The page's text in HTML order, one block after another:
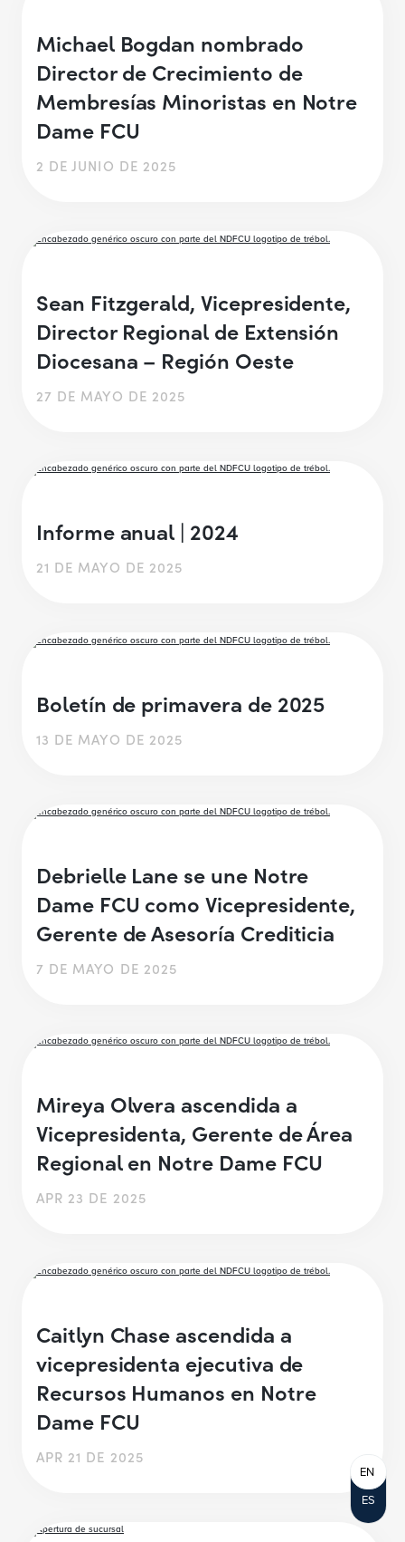
Michael Bogdan nombrado
Director de Crecimiento de
Membresías Minoristas en Notre
Dame FCU
2 DE JUNIO DE 2025
Sean Fitzgerald, Vicepresidente,
Director Regional de Extensión
Diocesana – Región Oeste
27 DE MAYO DE 2025
Informe anual | 2024
21 DE MAYO DE 2025
Boletín de primavera de 2025
13 DE MAYO DE 2025
Debrielle Lane se une Notre
Dame FCU como Vicepresidente,
Gerente de Asesoría Crediticia
7 DE MAYO DE 2025
Mireya Olvera ascendida a
Vicepresidenta, Gerente de Área
Regional en Notre Dame FCU
APR 23 DE 2025
Caitlyn Chase ascendida a
vicepresidenta ejecutiva de
Recursos Humanos en Notre
Dame FCU
APR 21 DE 2025
ES
EN